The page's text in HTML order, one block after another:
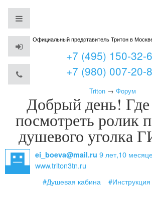
Официальный представитель Тритон в
+7 (495) 150-32-
+7 (980) 007-20-
Triton→ Форум
Добрый день!
посмотреть ролик
душевого уголка
ei_boeva@mail.ru 9 лет,10
www.triton3tn.ru
#Душевая кабина
#Инструкция